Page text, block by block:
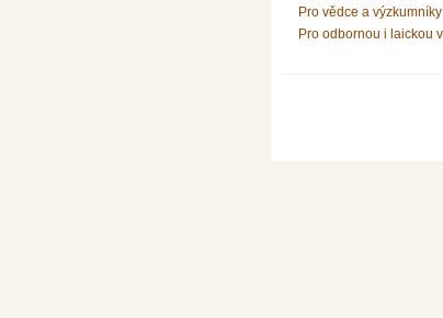
Pro vědce a výzkumníky
Pro odbornou i laickou